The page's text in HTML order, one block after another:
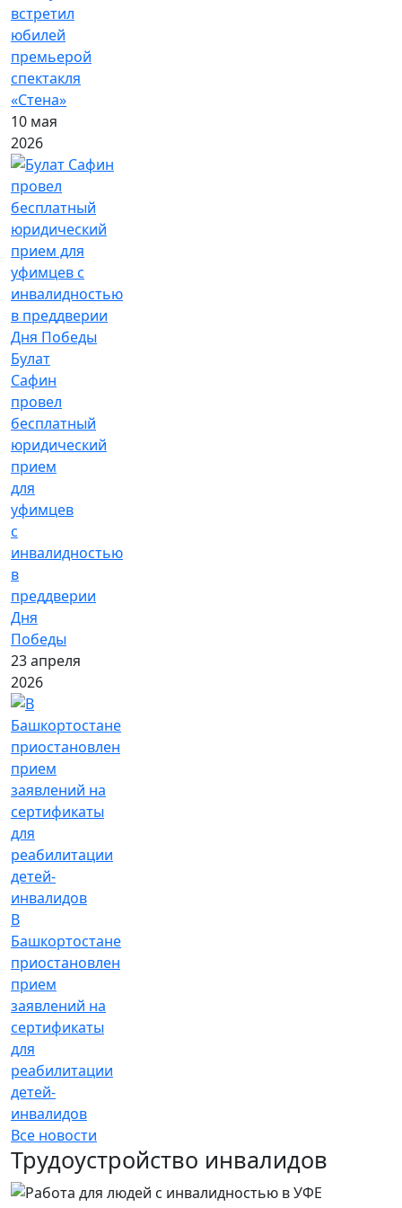
встретил
юбилей
премьерой
спектакля
«Стена»
10 мая
2026
Булат
Сафин
провел
бесплатный
юридический
прием
для
уфимцев
с
инвалидностью
в
преддверии
Дня
Победы
23 апреля
2026
В
Башкортостане
приостановлен
прием
заявлений на
сертификаты
для
реабилитации
детей-
инвалидов
Все новости
Трудоустройство инвалидов